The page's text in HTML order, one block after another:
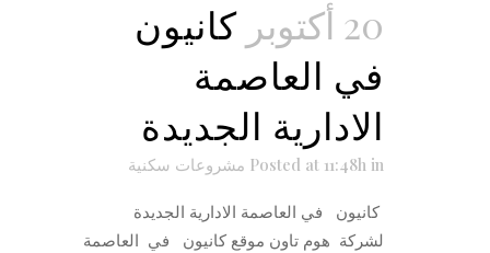
20 أكتوبر
كانيون
في العاصمة
الادارية الجديدة
Posted at 11:48h in مشروعات سكنية
كانيون في العاصمة الادارية الجديدة
لشركة هوم تاون موقع كانيون في العاصمة